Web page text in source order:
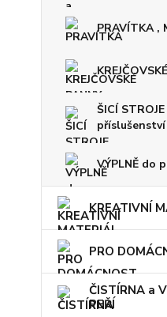
PRAVÍTKA ,
ŠICÍ
příslušenství
VÝPLNĚ do
KREATIVNÍ
PRO
ČISTÍRNA a
PEŘÍ